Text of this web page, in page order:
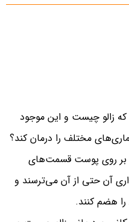
که زالو چیست و این موجود
مختلف را درمان کند؟
بر روی پوست قسمت‌های
آن حتی از آن می‌ترسند و
هضم کنند.